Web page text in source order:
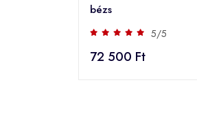
bézs
5/5
72 500 Ft